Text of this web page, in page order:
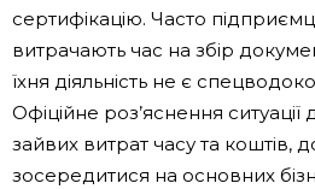
сертифікацію. Часто
витрачають час на збір
їхня діяльність не є
Офіційне роз’яснення
зайвих витрат часу та коштів,
зосередитися на основних